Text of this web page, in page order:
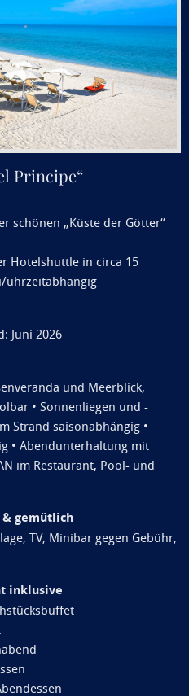
Principe“
schönen „Küste der Götter“
Hotelshuttle in circa 15
uhrzeitabhängig
Juni 2026
und Meerblick,
• Sonnenliegen und -
Strand saisonabhängig •
• Abendunterhaltung mit
im Restaurant, Pool- und
gemütlich
TV, Minibar gegen Gebühr,
inklusive